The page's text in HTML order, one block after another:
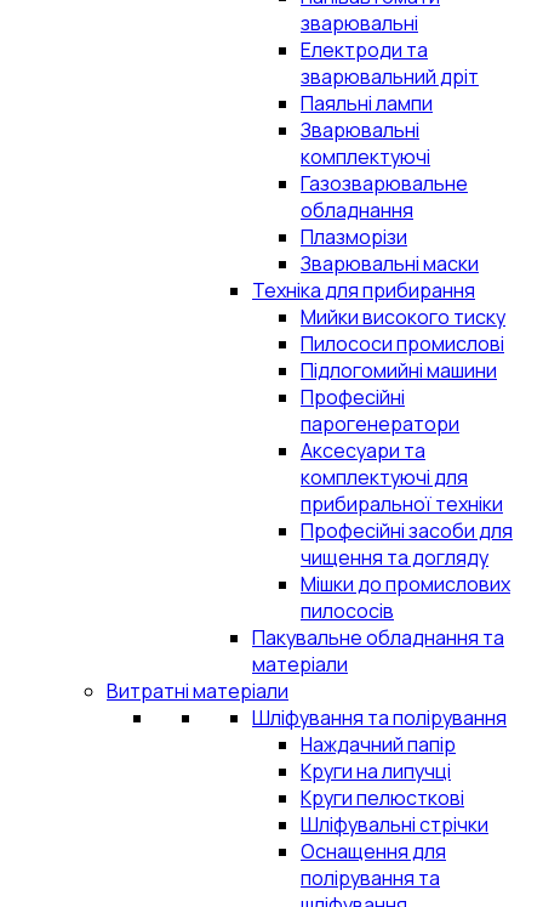
зварювальні
Електроди та
зварювальний дріт
Паяльні лампи
Зварювальні
комплектуючі
Газозварювальне
обладнання
Плазморізи
Зварювальні маски
Техніка для прибирання
Мийки високого тиску
Пилососи промислові
Підлогомийні машини
Професійні
парогенератори
Аксесуари та
комплектуючі для
прибиральної техніки
Професійні засоби для
чищення та догляду
Мішки до промислових
пилососів
Пакувальне обладнання та
матеріали
Витратні матеріали
Шліфування та полірування
Наждачний папір
Круги на липучці
Круги пелюсткові
Шліфувальні стрічки
Оснащення для
полірування та